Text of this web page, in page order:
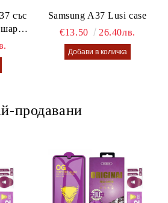
със
Samsung A37 Lusi case
€13.50
26.40лв.
продавани